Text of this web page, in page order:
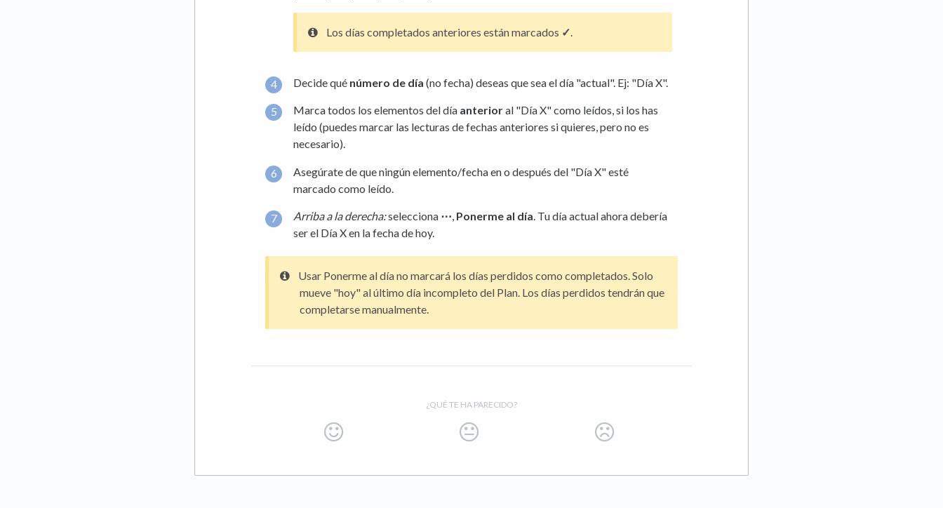
Los días completados anteriores están marcados ✓.
Decide qué número de día (no fecha) deseas que sea el día "actual". Ej: "Día X".
Marca todos los elementos del día anterioral "Día X" como leídos, si los has
leído (puedes marcar las lecturas de fechas anteriores si quieres, pero no es
necesario).
Asegúrate de que ningún elemento/fecha en o después del "Día X" esté
marcado como leído.
Arriba a la derecha:selecciona ⋯, Ponerme al día. Tu día actual ahora debería
ser el Día X en la fecha de hoy.
Usar Ponerme al día no marcará los días perdidos como completados. Solo
mueve "hoy" al último día incompleto del Plan. Los días perdidos tendrán que
completarse manualmente.
¿QUÉ TE HA PARECIDO?